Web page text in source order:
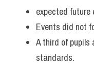
expected future
Events did not
A third of pupils
standards.